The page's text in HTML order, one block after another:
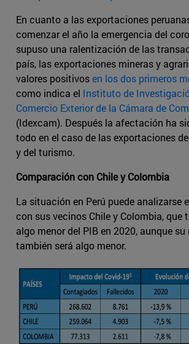
En cuanto a las exportaciones
comenzar el año la emergencia del
supuso una ralentización de las
país, las exportaciones mineras y
valores positivosen los dos primeros
como indica el Instituto de
Comercio Exterior de la Cámara de
(Idexcam). Después la afectación ha
todo en el caso de las exportaciones
y del turismo.
Comparación con Chile y Colombia
La situación en Perú puede analizarse
con sus vecinos Chile y Colombia, que
algo menor del PIB en 2020, aunque
también será algo menor.